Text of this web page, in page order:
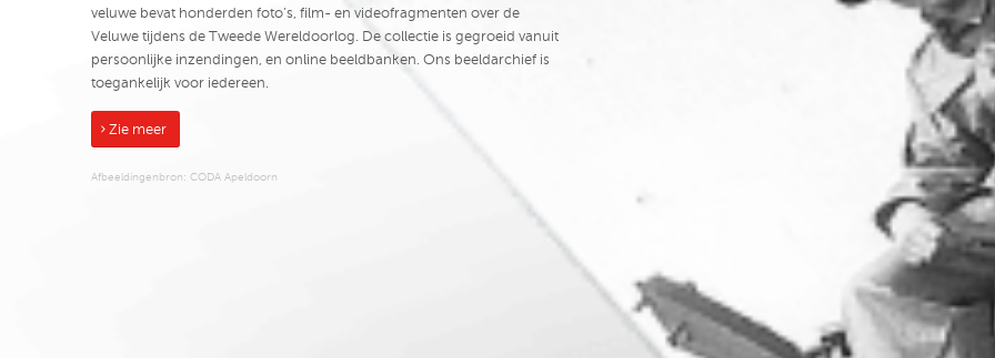
veluwe bevat honderden foto’s, film- en videofragmenten over de
Veluwe tijdens de Tweede Wereldoorlog. De collectie is gegroeid vanuit
persoonlijke inzendingen, en online beeldbanken. Ons beeldarchief is
toegankelijk voor iedereen.
Zie meer
Afbeeldingenbron: CODA Apeldoorn